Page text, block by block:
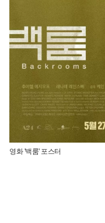
영화 '백룸' 포스터